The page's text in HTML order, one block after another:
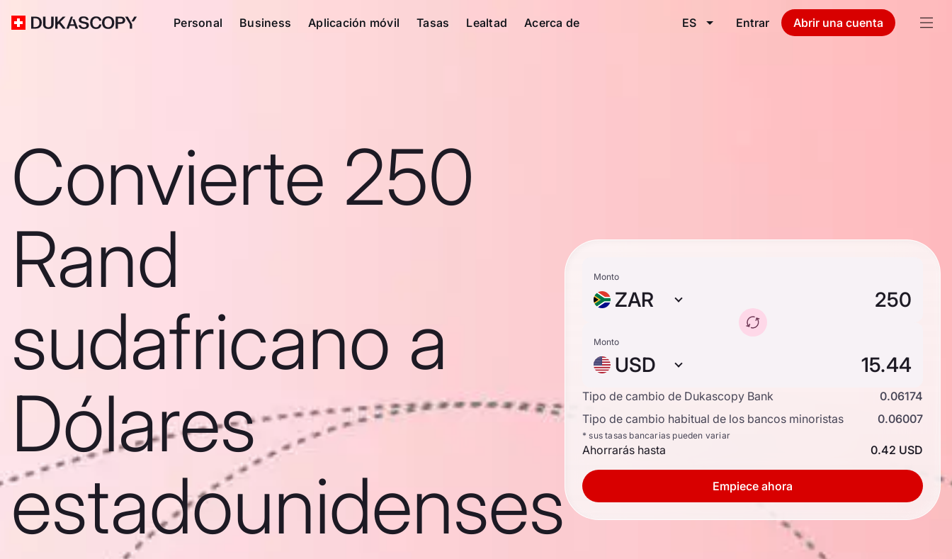
Personal Business Aplicación móvil Tasas Lealtad Acerca de ES Entrar Abrir una cuenta
Convierte 250
Rand
sudafricano a
Dólares
estadounidenses
Monto
ZAR
Monto
USD
Tipo de cambio de Dukascopy Bank
0.06174
Tipo de cambio habitual de los bancos minoristas
0.06007
* sus tasas bancarias pueden variar
Ahorrarás hasta 0.42 USD
Empiece ahora